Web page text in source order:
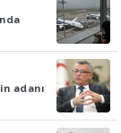
adanı